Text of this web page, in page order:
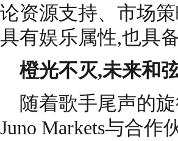
论资源支持、市场
具有娱乐属性,也具
橙光不灭,未来和
随着歌手尾声的
Juno Markets与合作